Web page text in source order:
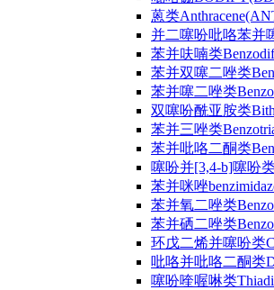
蒽类
并二噻吩吡咯苯并
苯并呋喃类
苯并双噻二唑类
苯并噻二唑类
双噻吩酰亚胺类
苯并三唑类
苯并吡咯二酮类
噻吩并[3,4-b]噻吩
苯并咪唑
苯并氧二唑类
苯并硒二唑类
环戊二烯并噻吩类
吡咯并吡咯二酮类
噻吩喹喔啉类